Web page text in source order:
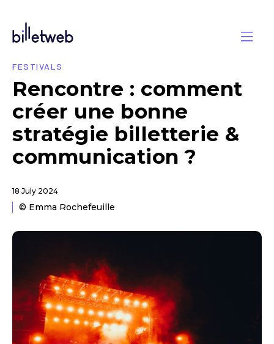
FESTIVALS
Rencontre : comment
créer une bonne
stratégie billetterie &
communication ?
18 July 2024
© Emma Rochefeuille